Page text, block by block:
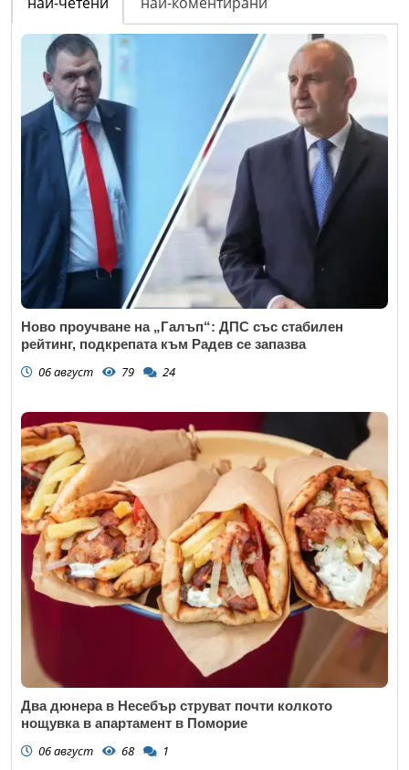
Ново проучване на „Галъп“: ДПС със стабилен
рейтинг, подкрепата към Радев се запазва
06 август 79 24
Два дюнера в Несебър струват почти колкото
нощувка в апартамент в Поморие
06 август 68 1